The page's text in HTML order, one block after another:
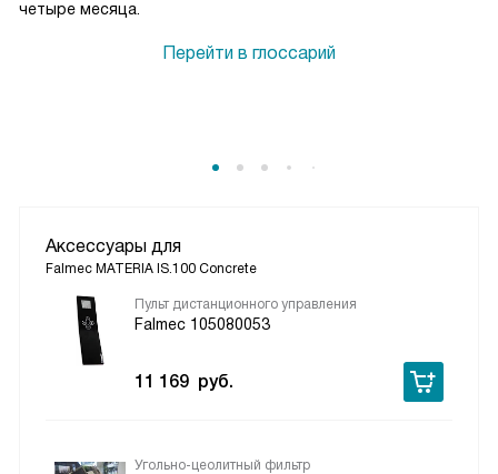
четыре месяца.
Перейти в глоссарий
Аксессуары для
Falmec MATERIA IS.100 Concrete
Пульт дистанционного управления
Falmec 105080053
11 169 руб.
Угольно-цеолитный фильтр